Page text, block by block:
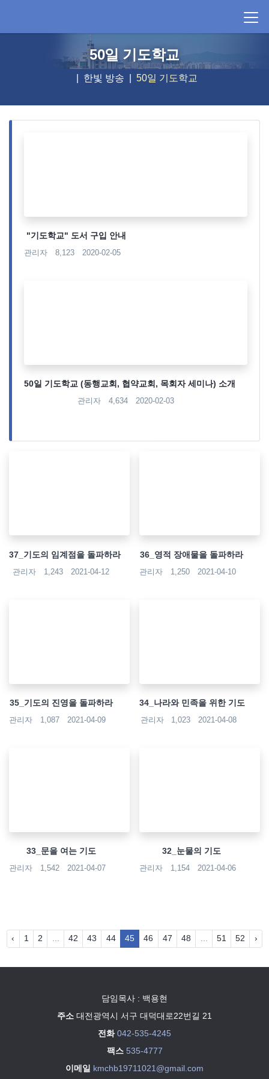
50일 기도학교
한빛 방송 50일 기도학교
"기도학교" 도서 구입 안내
관리자 8,123 2020-02-05
50일 기도학교 (동행교회, 협약교회, 목회자 세미나) 소개
관리자 4,634 2020-02-03
37_기도의 임계점을 돌파하라
관리자 1,243 2021-04-12
36_영적 장애물을 돌파하라
관리자 1,250 2021-04-10
35_기도의 진영을 돌파하라
관리자 1,087 2021-04-09
34_나라와 민족을 위한 기도
관리자 1,023 2021-04-08
33_문을 여는 기도
관리자 1,542 2021-04-07
32_눈물의 기도
관리자 1,154 2021-04-06
‹ 1 2 42 43 44 45 46 47 48 51 52 ›
담임목사 : 백용현
주소 대전광역시 서구 대덕대로22번길 21
전화 042-535-4245
팩스 535-4777
이메일 kmchb19711021@gmail.com